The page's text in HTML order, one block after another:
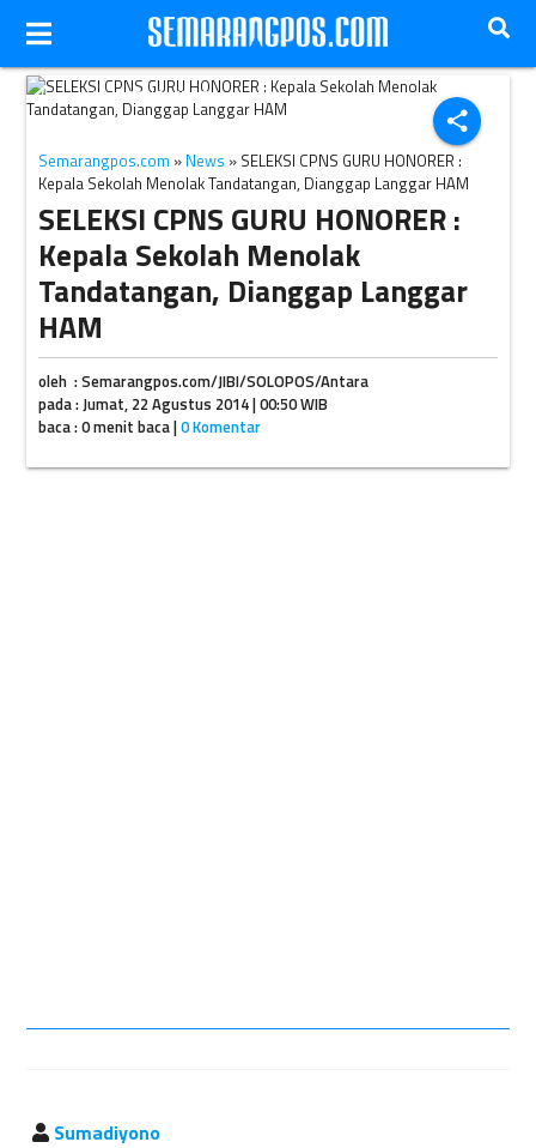
share
Ilustrasi tes CPNS (JIBI/Solopos/Dok.)
Semarangpos.com » News » SELEKSI CPNS GURU HONORER :
Kepala Sekolah Menolak Tandatangan, Dianggap Langgar HAM
SELEKSI CPNS GURU HONORER :
Kepala Sekolah Menolak
Tandatangan, Dianggap Langgar
HAM
oleh : Semarangpos.com/JIBI/SOLOPOS/Antara
pada : Jumat, 22 Agustus 2014 | 00:50 WIB
baca : 0 menit baca |0 Komentar
Sumadiyono